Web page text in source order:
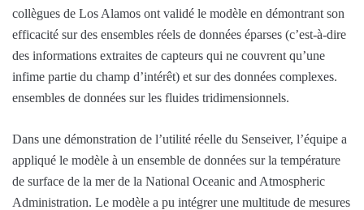
collègues de Los Alamos ont validé le modèle en démontrant son
efficacité sur des ensembles réels de données éparses (c’est-à-dire
des informations extraites de capteurs qui ne couvrent qu’une
infime partie du champ d’intérêt) et sur des données complexes.
ensembles de données sur les fluides tridimensionnels.
Dans une démonstration de l’utilité réelle du Senseiver, l’équipe a
appliqué le modèle à un ensemble de données sur la température
de surface de la mer de la National Oceanic and Atmospheric
Administration. Le modèle a pu intégrer une multitude de mesures